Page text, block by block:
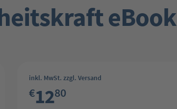
eBook
inkl. MwSt. zzgl. Versand
€1280